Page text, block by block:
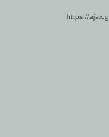
https://